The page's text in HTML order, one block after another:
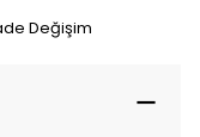
Değişim